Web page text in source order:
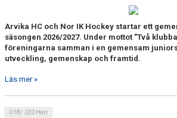
Arvika HC och Nor IK Hockey startar ett
säsongen 2026/2027. Under mottot ”Två
föreningarna samman i en gemensam
utveckling, gemenskap och framtid.
Läs mer »
U18/ J20 Herr